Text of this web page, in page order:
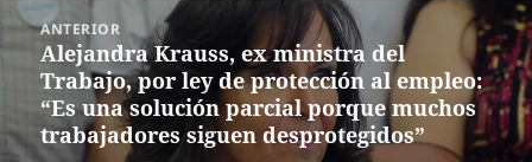
Navegación
entradas
ANTERIOR
Entrada
anterior:
Alejandra Krauss, ex ministra del
Trabajo, por ley de protección al empleo:
“Es una solución parcial porque muchos
trabajadores siguen desprotegidos”